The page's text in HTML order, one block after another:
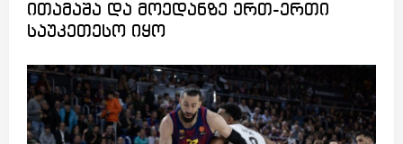
ითამაშა და მოედანზე ერთ-ერთი
საუკეთესო იყო